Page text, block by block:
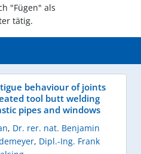
"Fügen" als
tätig.
behaviour of joints
tool butt welding
pipes and windows
, Dr. rer. nat. Benjamin
, Dipl.-Ing. Frank